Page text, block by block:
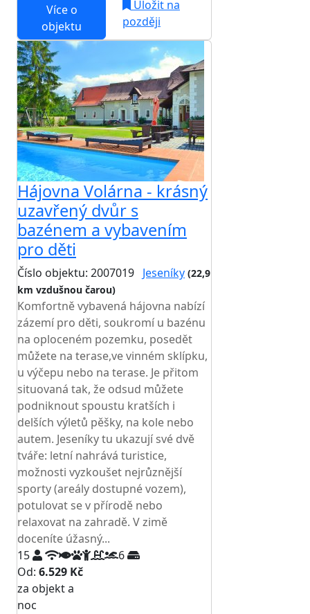
Více o
objektu
Uložit na
později
Hájovna Volárna - krásný
uzavřený dvůr s
bazénem a vybavením
pro děti
Číslo objektu: 2007019 Jeseníky (22,9
km vzdušnou čarou)
Komfortně vybavená hájovna nabízí
zázemí pro děti, soukromí u bazénu
na oploceném pozemku, posedět
můžete na terase,ve vinném sklípku,
u výčepu nebo na terase. Je přitom
situovaná tak, že odsud můžete
podniknout spoustu kratších i
delších výletů pěšky, na kole nebo
autem. Jeseníky tu ukazují své dvě
tváře: letní nahrává turistice,
možnosti vyzkoušet nejrůznější
sporty (areály dostupné vozem),
potulovat se v přírodě nebo
relaxovat na zahradě. V zimě
doceníte úžasný...
15
6
Od: 6.529 Kč
za objekt a
noc